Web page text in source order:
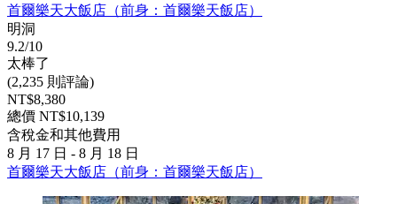
首爾樂天大飯店（前身：首爾樂天飯店）
明洞
9.2/10
太棒了
(2,235 則評論)
NT$8,380
總價 NT$10,139
含稅金和其他費用
8 月 17 日 - 8 月 18 日
首爾樂天大飯店（前身：首爾樂天飯店）